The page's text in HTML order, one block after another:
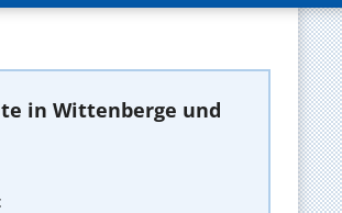
in Wittenberge und